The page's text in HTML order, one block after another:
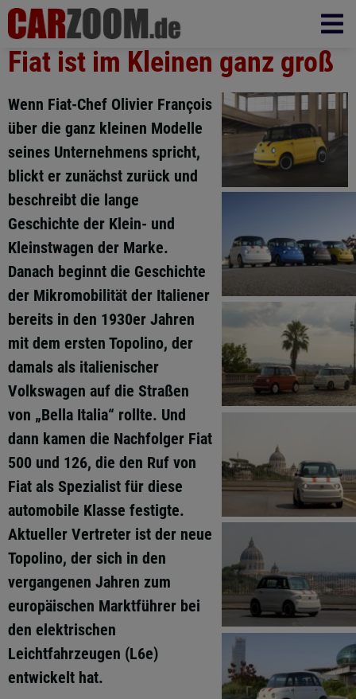
Fiat ist im Kleinen ganz groß
Wenn Fiat-Chef Olivier François
über die ganz kleinen Modelle
seines Unternehmens spricht,
blickt er zunächst zurück und
beschreibt die lange
Geschichte der Klein- und
Kleinstwagen der Marke.
Danach beginnt die Geschichte
der Mikromobilität der Italiener
bereits in den 1930er Jahren
mit dem ersten Topolino, der
damals als italienischer
Volkswagen auf die Straßen
von „Bella Italia“ rollte. Und
dann kamen die Nachfolger Fiat
500 und 126, die den Ruf von
Fiat als Spezialist für diese
automobile Klasse festigte.
Aktueller Vertreter ist der neue
Topolino, der sich in den
vergangenen Jahren zum
europäischen Marktführer bei
den elektrischen
Leichtfahrzeugen (L6e)
entwickelt hat.